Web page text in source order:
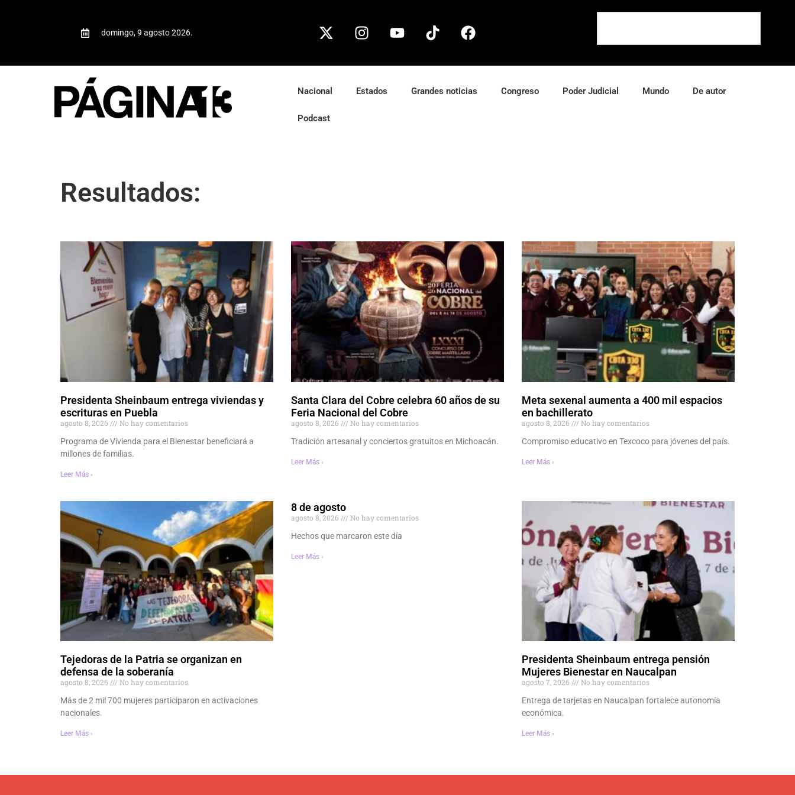
domingo, 9 agosto 2026.
Nacional Estados Grandes noticias Congreso Poder Judicial Mundo De autor
Podcast
Resultados:
Presidenta Sheinbaum entrega viviendas y
escrituras en Puebla
agosto 8, 2026
No hay comentarios
Programa de Vivienda para el Bienestar beneficiará a
millones de familias.
Leer Más ›
Santa Clara del Cobre celebra 60 años de su
Feria Nacional del Cobre
agosto 8, 2026
No hay comentarios
Tradición artesanal y conciertos gratuitos en Michoacán.
Leer Más ›
Meta sexenal aumenta a 400 mil espacios
en bachillerato
agosto 8, 2026
No hay comentarios
Compromiso educativo en Texcoco para jóvenes del país.
Leer Más ›
Tejedoras de la Patria se organizan en
defensa de la soberanía
agosto 8, 2026
No hay comentarios
Más de 2 mil 700 mujeres participaron en activaciones
nacionales.
Leer Más ›
8 de agosto
agosto 8, 2026
No hay comentarios
Hechos que marcaron este día
Leer Más ›
Presidenta Sheinbaum entrega pensión
Mujeres Bienestar en Naucalpan
agosto 7, 2026
No hay comentarios
Entrega de tarjetas en Naucalpan fortalece autonomía
económica.
Leer Más ›